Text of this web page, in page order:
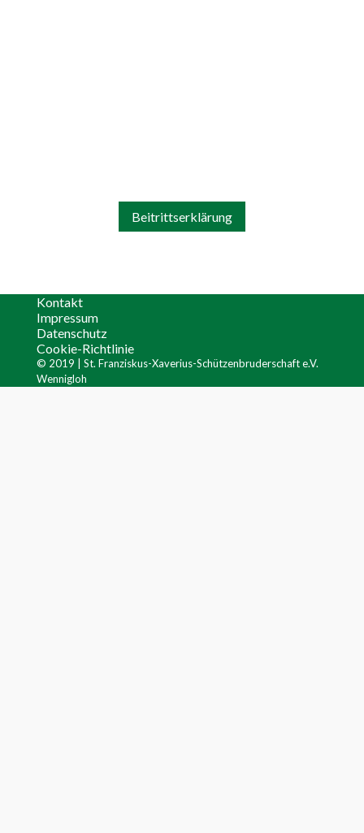
Beitrittserklärung
Kontakt
Impressum
Datenschutz
Cookie-Richtlinie
© 2019 | ​St. Franziskus-Xaverius-Schützenbruderschaft e.V.
Wennigloh